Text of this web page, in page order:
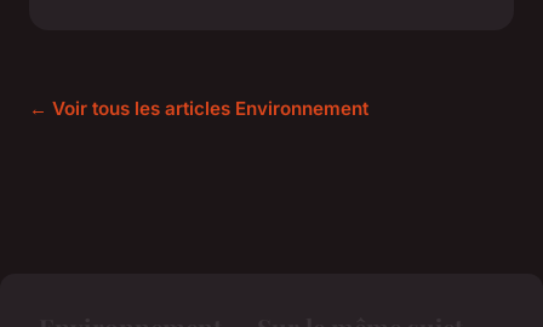
← Voir tous les articles Environnement